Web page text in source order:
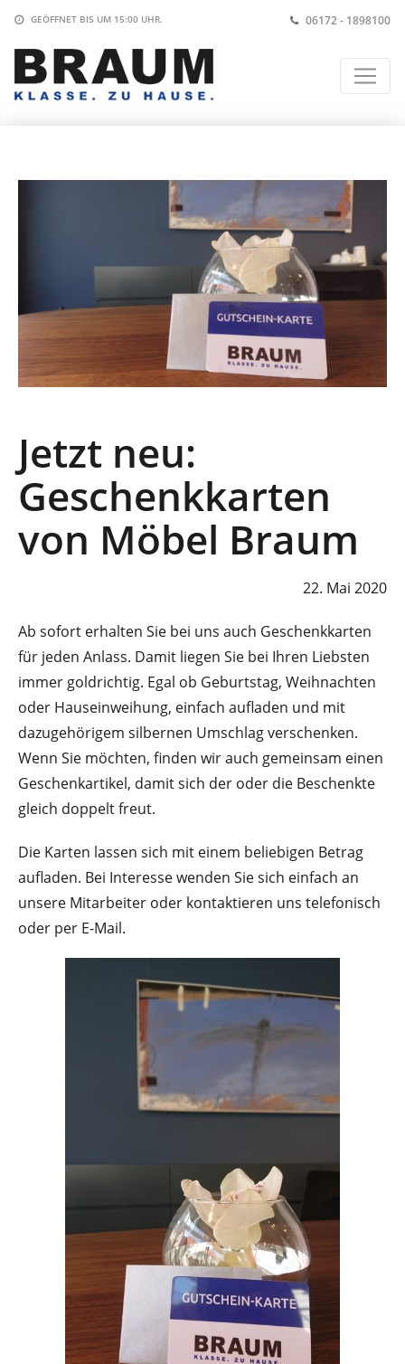
GEÖFFNET BIS UM 15:00 UHR. 06172 - 1898100
Jetzt neu:
Geschenkkarten
von Möbel Braum
22. Mai 2020
Ab sofort erhalten Sie bei uns auch Geschenkkarten
für jeden Anlass. Damit liegen Sie bei Ihren Liebsten
immer goldrichtig. Egal ob Geburtstag, Weihnachten
oder Hauseinweihung, einfach aufladen und mit
dazugehörigem silbernen Umschlag verschenken.
Wenn Sie möchten, finden wir auch gemeinsam einen
Geschenkartikel, damit sich der oder die Beschenkte
gleich doppelt freut.
Die Karten lassen sich mit einem beliebigen Betrag
aufladen. Bei Interesse wenden Sie sich einfach an
unsere Mitarbeiter oder kontaktieren uns telefonisch
oder per E-Mail.